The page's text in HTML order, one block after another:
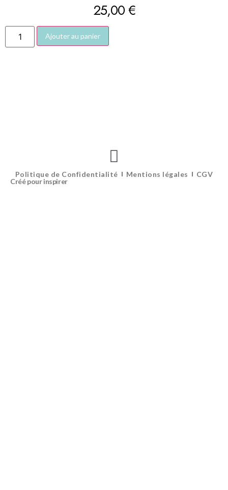
25,00€
Ajouter au panier
Politique de Confidentialité Mentions légales
CGV
Créé pour inspirer